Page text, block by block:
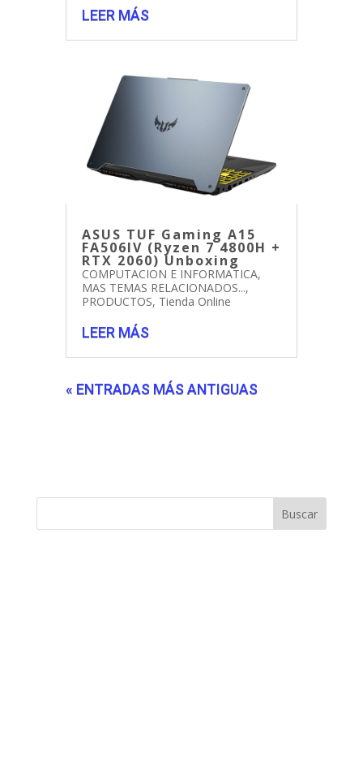
LEER MÁS
ASUS TUF Gaming A15
FA506IV (Ryzen 7 4800H +
RTX 2060) Unboxing
COMPUTACION E INFORMATICA,
MAS TEMAS RELACIONADOS...,
PRODUCTOS, Tienda Online
LEER MÁS
« ENTRADAS MÁS ANTIGUAS
Buscar